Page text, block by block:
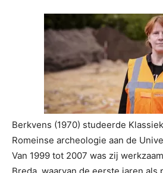
Berkvens (1970) studeerde
Romeinse archeologie aan de
Van 1999 tot 2007 was zij